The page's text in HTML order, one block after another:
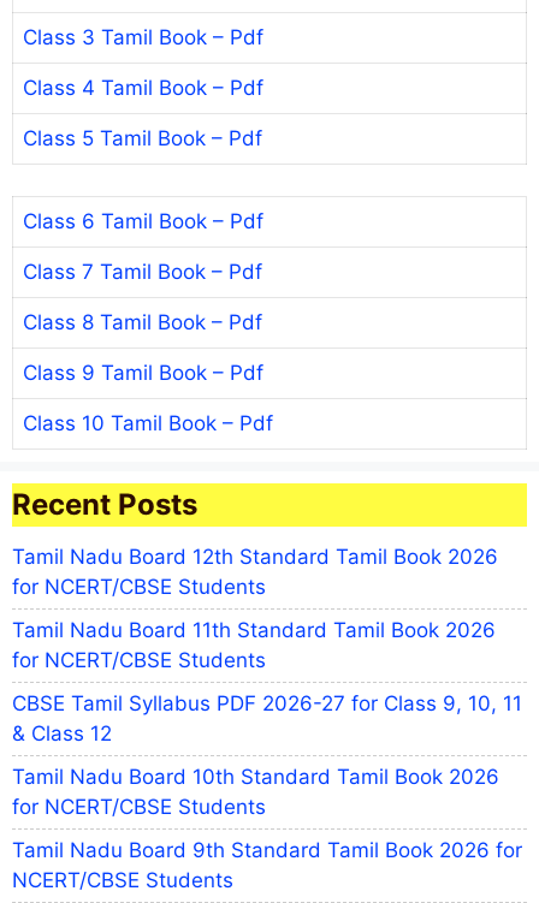
Class 3 Tamil Book – Pdf
Class 4 Tamil Book – Pdf
Class 5 Tamil Book – Pdf
Class 6 Tamil Book – Pdf
Class 7 Tamil Book – Pdf
Class 8 Tamil Book – Pdf
Class 9 Tamil Book – Pdf
Class 10 Tamil Book – Pdf
Recent Posts
Tamil Nadu Board 12th Standard Tamil Book 2026
for NCERT/CBSE Students
Tamil Nadu Board 11th Standard Tamil Book 2026
for NCERT/CBSE Students
CBSE Tamil Syllabus PDF 2026-27 for Class 9, 10, 11
& Class 12
Tamil Nadu Board 10th Standard Tamil Book 2026
for NCERT/CBSE Students
Tamil Nadu Board 9th Standard Tamil Book 2026 for
NCERT/CBSE Students